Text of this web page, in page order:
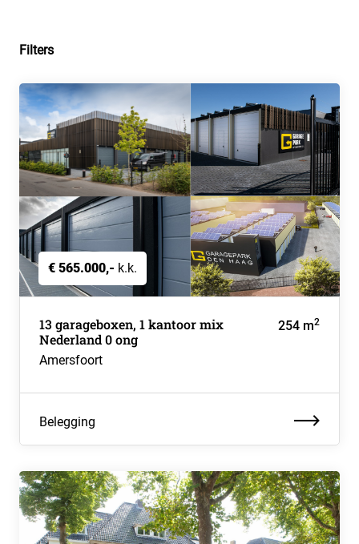
Filters
€ 565.000,- k.k.
13 garageboxen, 1 kantoor mix
Nederland 0 ong
Amersfoort
254 m2
Belegging